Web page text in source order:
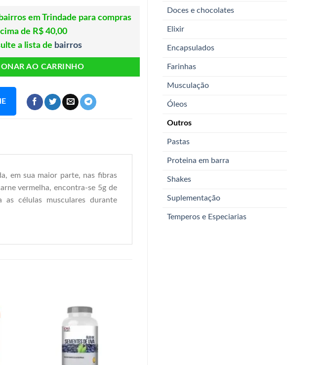
Doces e chocolates
Elixir
Encapsulados
Farinhas
Musculação
Óleos
Outros
Pastas
Proteina em barra
Shakes
Suplementação
Temperos e Especiarias
em Trindade para compras
de R$ 40,00
a lista de bairros
AO CARRINHO
em sua maior parte, nas fibras
vermelha, encontra-se 5g de
células musculares durante